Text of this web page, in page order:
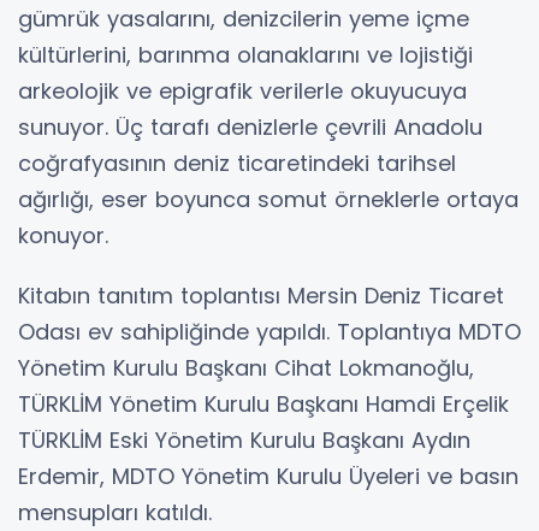
gümrük yasalarını, denizcilerin yeme içme
kültürlerini, barınma olanaklarını ve lojistiği
arkeolojik ve epigrafik verilerle okuyucuya
sunuyor. Üç tarafı denizlerle çevrili Anadolu
coğrafyasının deniz ticaretindeki tarihsel
ağırlığı, eser boyunca somut örneklerle ortaya
konuyor.
Kitabın tanıtım toplantısı Mersin Deniz Ticaret
Odası ev sahipliğinde yapıldı. Toplantıya MDTO
Yönetim Kurulu Başkanı Cihat Lokmanoğlu,
TÜRKLİM Yönetim Kurulu Başkanı Hamdi Erçelik
TÜRKLİM Eski Yönetim Kurulu Başkanı Aydın
Erdemir, MDTO Yönetim Kurulu Üyeleri ve basın
mensupları katıldı.